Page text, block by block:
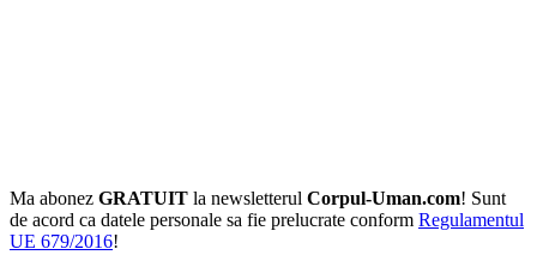
Ma abonez GRATUIT la newsletterul Corpul-Uman.com! Sunt
de acord ca datele personale sa fie prelucrate conform Regulamentul
UE 679/2016!